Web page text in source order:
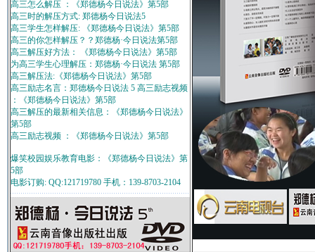
高三怎么解压 ：《郑德杨今日说法》第5部
高三时的解压方式: 郑德杨今日说法5
高三学生怎样解压: 《郑德杨今日说法》第5部
高三的你怎样解压？？郑德杨·今日说法第5部
高三解压好方法： 《郑德杨今日说法》第5部
为高三学生心理解压：郑德杨·今日说法 第5部
高三解压法:《郑德杨今日说法》第5部
高三励志名言：郑德杨今日说法 5 高三励志视频
：《郑德杨今日说法》第5部
高三解压的最新相关信息：《郑德杨今日说法》
第5部
高三励志视频 ：《郑德杨今日说法》第5部
爆笑校园娱乐教育电影：《郑德杨今日说法》第
5部
电影订购: QQ:121719780 手机：139-8703-2104